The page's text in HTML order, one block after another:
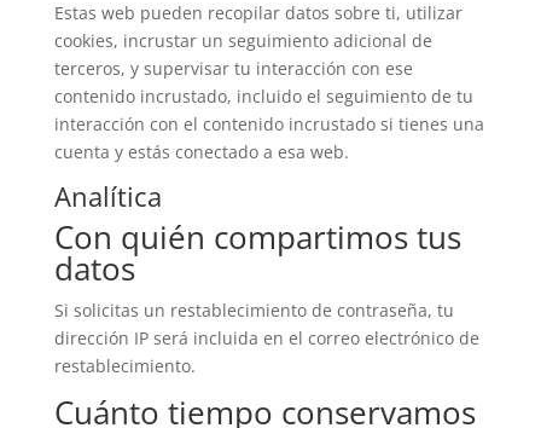
Estas web pueden recopilar datos sobre ti, utilizar
cookies, incrustar un seguimiento adicional de
terceros, y supervisar tu interacción con ese
contenido incrustado, incluido el seguimiento de tu
interacción con el contenido incrustado si tienes una
cuenta y estás conectado a esa web.
Analítica
Con quién compartimos tus
datos
Si solicitas un restablecimiento de contraseña, tu
dirección IP será incluida en el correo electrónico de
restablecimiento.
Cuánto tiempo conservamos